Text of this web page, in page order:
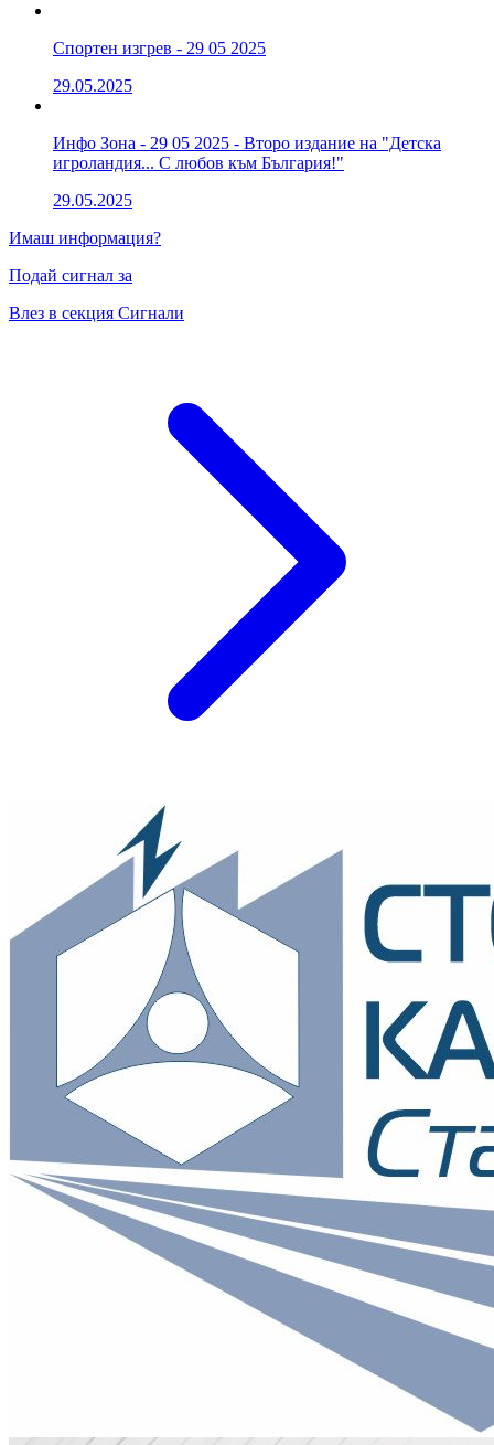
Спортен изгрев - 29 05 2025
29.05.2025
Инфо Зона - 29 05 2025 - Второ издание на "Детска
игроландия... С любов към България!"
29.05.2025
Имаш информация?
Подай сигнал за
Влез в секция Сигнали